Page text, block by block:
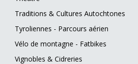
Traditions & Cultures Autochtones
Tyroliennes - Parcours aérien
Vélo de montagne - Fatbikes
Vignobles & Cidreries